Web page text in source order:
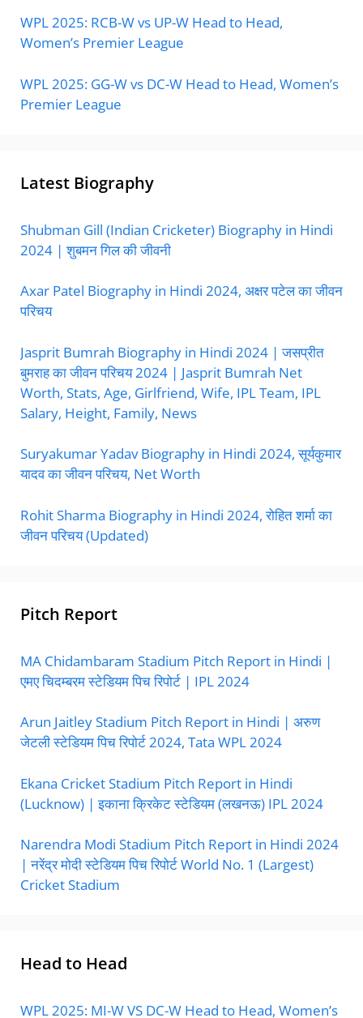
WPL 2025: RCB-W vs UP-W Head to Head,
Women’s Premier League
WPL 2025: GG-W vs DC-W Head to Head, Women’s
Premier League
Latest Biography
Shubman Gill (Indian Cricketer) Biography in Hindi
2024 | शुबमन गिल की जीवनी
Axar Patel Biography in Hindi 2024, अक्षर पटेल का जीवन
परिचय
Jasprit Bumrah Biography in Hindi 2024 | जसप्रीत
बुमराह का जीवन परिचय 2024 | Jasprit Bumrah Net
Worth, Stats, Age, Girlfriend, Wife, IPL Team, IPL
Salary, Height, Family, News
Suryakumar Yadav Biography in Hindi 2024, सूर्यकुमार
यादव का जीवन परिचय, Net Worth
Rohit Sharma Biography in Hindi 2024, रोहित शर्मा का
जीवन परिचय (Updated)
Pitch Report
MA Chidambaram Stadium Pitch Report in Hindi |
एमए चिदम्बरम स्टेडियम पिच रिपोर्ट | IPL 2024
Arun Jaitley Stadium Pitch Report in Hindi | अरुण
जेटली स्टेडियम पिच रिपोर्ट 2024, Tata WPL 2024
Ekana Cricket Stadium Pitch Report in Hindi
(Lucknow) | इकाना क्रिकेट स्टेडियम (लखनऊ) IPL 2024
Narendra Modi Stadium Pitch Report in Hindi 2024
| नरेंद्र मोदी स्टेडियम पिच रिपोर्ट World No. 1 (Largest)
Cricket Stadium
Head to Head
WPL 2025: MI-W VS DC-W Head to Head, Women’s